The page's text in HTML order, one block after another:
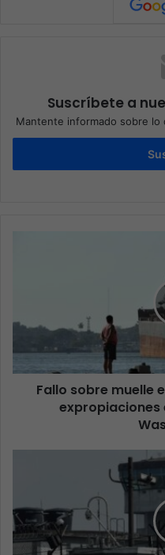
Suscríbete a
Mantente informado sobre lo
Fallo sobre muelle
expropiaciones